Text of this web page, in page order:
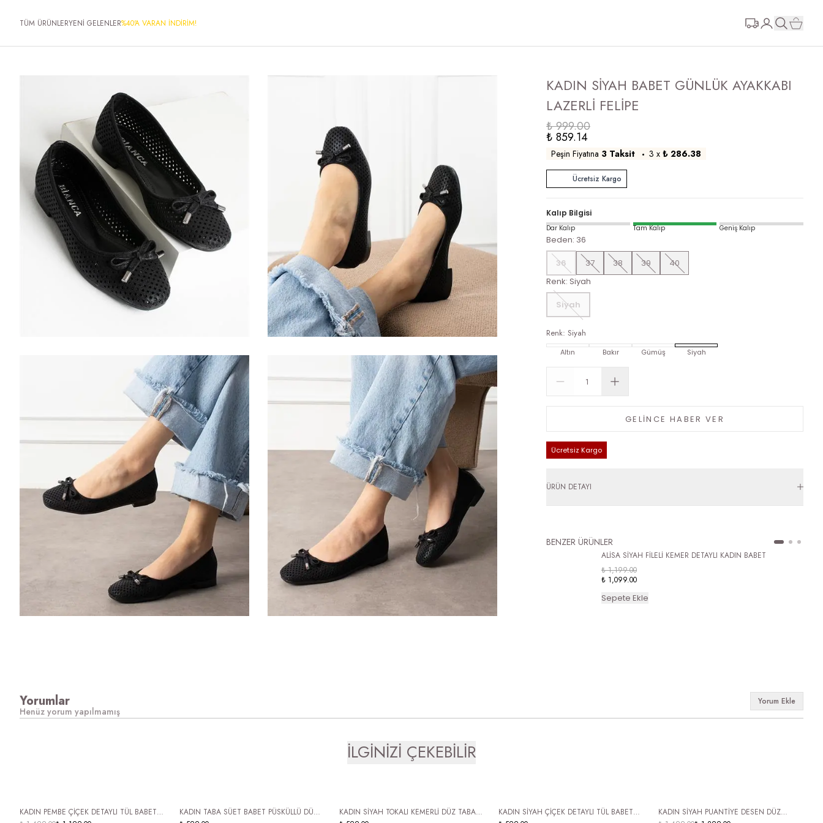
TÜM ÜRÜNLERYENİ GELENLER%40'A VARAN İNDİRİM!
KADIN SİYAH BABET GÜNLÜK AYAKKABI
LAZERLİ FELİPE
₺ 999.00
₺ 859.14
Peşin Fiyatına 3 Taksit 3 x ₺ 286.38
Ücretsiz Kargo
Kalıp Bilgisi
Dar Kalıp Tam Kalıp Geniş Kalıp
Beden: 36
36
37 38 39
40
Renk: Siyah
Siyah
Renk: Siyah
Altın Bakır Gümüş Siyah
GELİNCE HABER VER
Ücretsiz Kargo
ÜRÜN DETAYI
BENZER ÜRÜNLER
ALİSA SİYAH FİLELİ KEMER DETAYLI KADIN BABET
₺ 1,199.00
₺ 1,099.00
Sepete Ekle
Yorumlar Yorum Ekle
Henüz yorum yapılmamış
İLGİNİZİ ÇEKEBİLİR
ÜCRETSİZ KARGO
KADIN PEMBE ÇİÇEK DETAYLI TÜL BABET
ÜCRETSİZ KARGO
KADIN TABA SÜET BABET PÜSKÜLLÜ DÜZ
ÜCRETSİZ KARGO
KADIN SİYAH TOKALI KEMERLİ DÜZ TABAN
ÜCRETSİZ KARGO
KADIN SİYAH ÇİÇEK DETAYLI TÜL BABET
ÜCRETSİZ KARGO
KADIN SİYAH PUANTİYE DESEN DÜZ